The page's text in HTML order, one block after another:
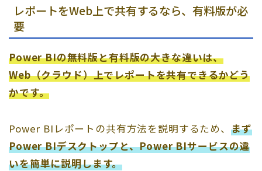
レポートをWeb上で共有するなら、有料版が必
要
Power BIの無料版と有料版の大きな違いは、
Web（クラウド）上でレポートを共有できるかどう
かです。
Power BIレポートの共有方法を説明するため、 まず
Power BIデスクトップと、Power BIサービスの違
いを簡単に説明します。